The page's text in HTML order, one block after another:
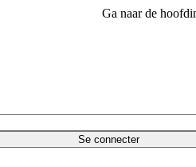
Ga naar de
Se connecter